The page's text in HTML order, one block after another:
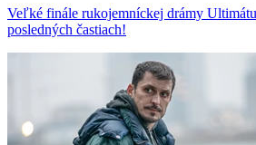
Veľké finále rukojemníckej drámy
posledných častiach!